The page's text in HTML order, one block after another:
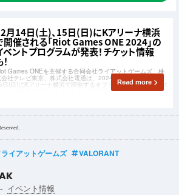
月14日(土)、15日(日)にKアリーナ横浜
開催される「Riot Games ONE 2024」の
ベントプログラムが発表！チケット情報
Games ONEを主催する合同会社ライアットゲームズ、株
会社テレビ東京、株式会社電通は、2024年12月14日(土)、
日(日)にKアリーナ横浜で開催するオフラインイベント「Riot
Games ONE 2024」のイベントプログラムを発表しました。
Read more
ライアットゲームズ VALORANT
- イベント情報